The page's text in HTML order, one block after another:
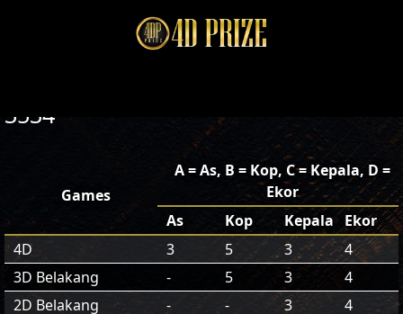
3534
Games
A = As, B = Kop, C = Kepala, D =
Ekor
As
Kop Kepala
Ekor
4D
3 5 3
4
3D Belakang
- 5 3
4
2D Belakang
- - 3
4